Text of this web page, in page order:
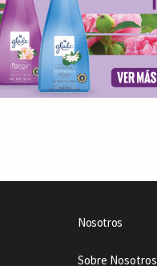
Nosotros
Sobre Nosotros